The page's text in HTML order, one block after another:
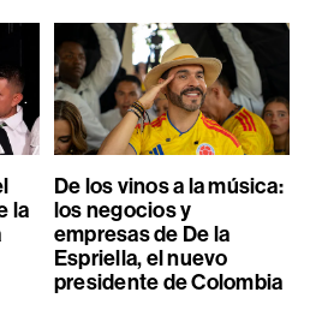
la
De los vinos a la música:
los negocios y
empresas de De la
Espriella, el nuevo
presidente de Colombia